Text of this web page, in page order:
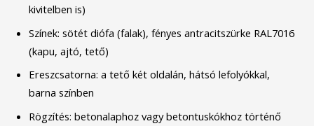
kivitelben is)
Színek: sötét diófa (falak), fényes antracitszürke RAL7016
(kapu, ajtó, tető)
Ereszcsatorna: a tető két oldalán, hátsó lefolyókkal,
barna színben
Rögzítés: betonalaphoz vagy betontuskókhoz történő